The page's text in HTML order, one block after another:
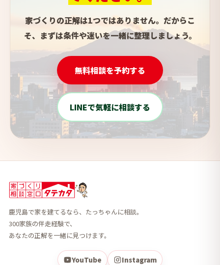
家づくりの正解は1つではありません。だからこ
そ、まずは条件や迷いを一緒に整理しましょう。
無料相談を予約する
LINEで気軽に相談する
鹿児島で家を建てるなら、たっちゃんに相談。
300家族の伴走経験で、
あなたの正解を一緒に見つけます。
YouTube Instagram